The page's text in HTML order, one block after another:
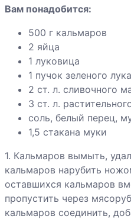
Морская рыба
на пару
Пельмени
рыбные
Пельмени с
кальмарами
Рыба в
овощном
маринаде
Рыбная солянка
Вам понадобится:
500 г кальмаров
2 яйца
1 луковица
1 пучок зеленого лука
2 ст. л. сливочного
3 ст. л.
соль, белый перец,
1,5 стакана муки
1. Кальмаров вымыть,
кальмаров нарубить
оставшихся кальмаров
пропустить через
кальмаров соединить,